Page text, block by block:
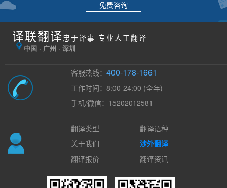
免费咨询
译联翻译 忠于译事 专业人工翻译
中国 · 广州 · 深圳
客服热线：400-178-1661
工作时间：8:00-24:00 (全年)
手机/微信：15202012581
翻译类型
翻译语种
关于我们
涉外翻译
翻译报价
翻译资讯